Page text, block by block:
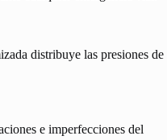
distribuye las presiones de
e imperfecciones del